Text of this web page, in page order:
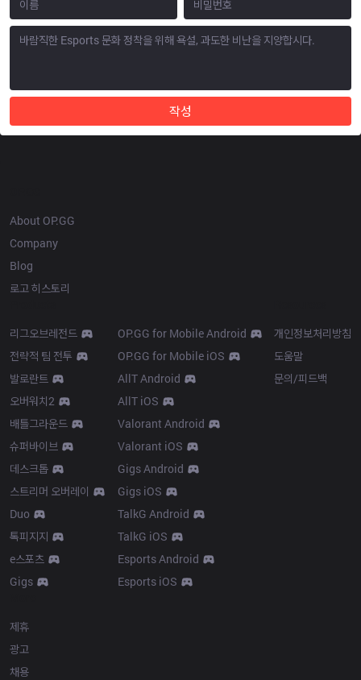
작성
About OP.GG
Company
Blog
로고 히스토리
리그오브레전드
전략적 팀 전투
발로란트
오버워치2
배틀그라운드
슈퍼바이브
데스크톱
스트리머 오버레이
Duo
톡피지지
e스포츠
Gigs
OP.GG for Mobile Android
OP.GG for Mobile iOS
AllT Android
AllT iOS
Valorant Android
Valorant iOS
Gigs Android
Gigs iOS
TalkG Android
TalkG iOS
Esports Android
Esports iOS
개인정보처리방침
도움말
문의/피드백
제휴
광고
채용